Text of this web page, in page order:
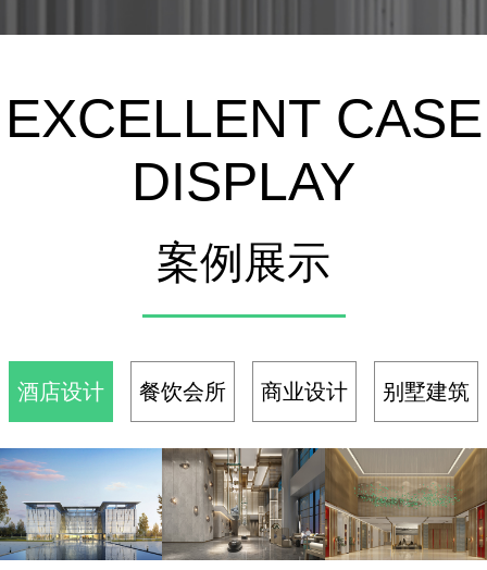
监控
份预算，
都花的掷
EXCELLENT CASE
DISPLAY
案例展示
酒店设计 餐饮会所 商业设计 别墅建筑